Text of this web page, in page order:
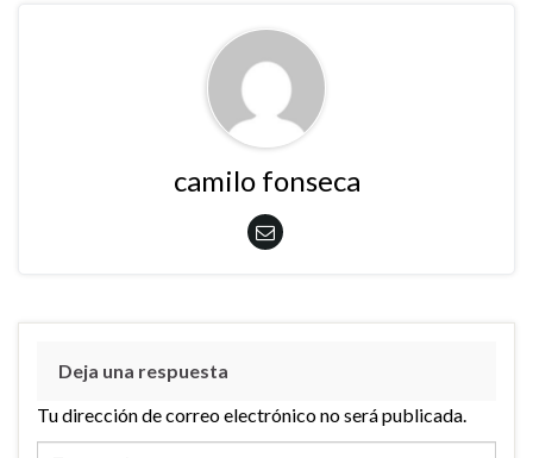
camilo fonseca
Deja una respuesta
Tu dirección de correo electrónico no será publicada.